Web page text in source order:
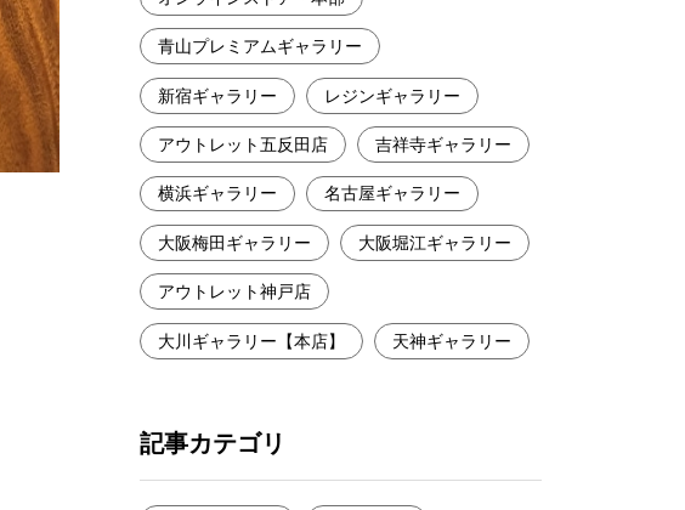
青山プレミアムギャラリー
新宿ギャラリー レジンギャラリー
アウトレット五反田店 吉祥寺ギャラリー
横浜ギャラリー 名古屋ギャラリー
大阪梅田ギャラリー 大阪堀江ギャラリー
アウトレット神戸店
大川ギャラリー【本店】 天神ギャラリー
記事カテゴリ